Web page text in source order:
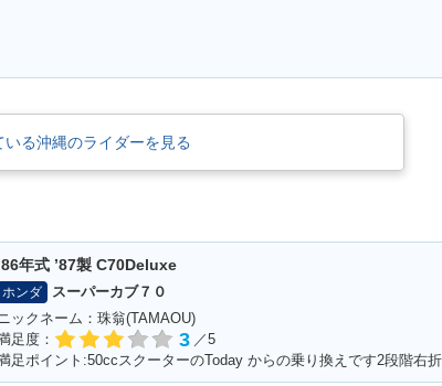
る沖縄のライダーを見る
年式 ’87製 C70Deluxe
ホンダ
スーパーカブ７０
ックネーム：珠翁(TAMAOU)
足度：
3 ／5